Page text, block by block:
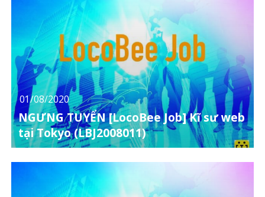
01/08/2020
NGƯNG TUYỂN [LocoBee Job] Kĩ sư web
tại Tokyo (LBJ2008011)